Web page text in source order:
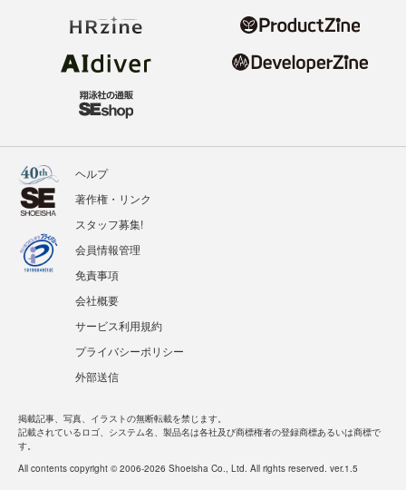
ヘルプ
著作権・リンク
スタッフ募集!
会員情報管理
免責事項
会社概要
サービス利用規約
プライバシーポリシー
外部送信
掲載記事、写真、イラストの無断転載を禁じます。
記載されているロゴ、システム名、製品名は各社及び商標権者の登録商標あるいは商標で
す。
All contents copyright © 2006-2026 Shoeisha Co., Ltd. All rights reserved. ver.1.5